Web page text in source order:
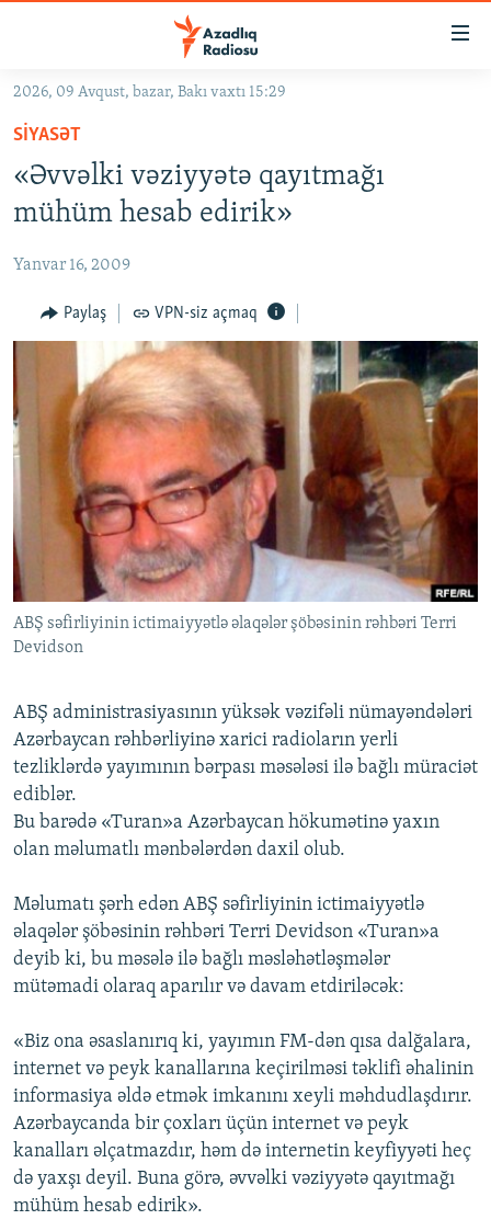
Əsas
qayıt
Əsas
naviqasiyaya
qayıt
GÜNDƏM
KORRUPSIOMETR
FƏRQƏ BAX
QANUNI DOĞRU
ARAŞDIRMA
MULTIMEDIA
VIDEO
FOTOQALEREYA
İNFOQRAFIKA
KARIKATURA
RADIO ARXIV
OXU ZALI
AZƏRBAYCAN ƏDƏBIYYATI KITABXANASI
İSLAM VƏ DEMOKRATIYA
İZ - MƏDƏNIYYƏT PROQRAMI
HAQQIMIZDA
MISSIYAMIZ
PEŞƏ ETIKASI VƏ JURNALISTIKA STANDARTLARIMIZ
MATERIALLARIMIZDAN ISTIFADƏ
AZADLIQRADIOSU MOBIL TELEFONUNUZDA
XƏBƏR BÜLLETENLƏRIMIZ
BIZI IZLƏ
RFE/RL-in bütün saytları
2026, 09 Avqust, bazar, Bakı vaxtı 15:29
SIYASƏT
«Əvvəlki vəziyyətə qayıtmağı
mühüm hesab edirik»
Yanvar 16, 2009
Paylaş VPN-siz açmaq
ABŞ səfirliyinin ictimaiyyətlə əlaqələr şöbəsinin rəhbəri Terri
Devidson
ABŞ administrasiyasının yüksək vəzifəli nümayəndələri
Azərbaycan rəhbərliyinə xarici radioların yerli
tezliklərdə yayımının bərpası məsələsi ilə bağlı müraciət
ediblər.
Bu barədə «Turan»a Azərbaycan hökumətinə yaxın
olan məlumatlı mənbələrdən daxil olub.
Məlumatı şərh edən ABŞ səfirliyinin ictimaiyyətlə
əlaqələr şöbəsinin rəhbəri Terri Devidson «Turan»a
deyib ki, bu məsələ ilə bağlı məsləhətləşmələr
mütəmadi olaraq aparılır və davam etdiriləcək:
«Biz ona əsaslanırıq ki, yayımın FM-dən qısa dalğalara,
internet və peyk kanallarına keçirilməsi təklifi əhalinin
informasiya əldə etmək imkanını xeyli məhdudlaşdırır.
Azərbaycanda bir çoxları üçün internet və peyk
kanalları əlçatmazdır, həm də internetin keyfiyyəti heç
də yaxşı deyil. Buna görə, əvvəlki vəziyyətə qayıtmağı
mühüm hesab edirik».